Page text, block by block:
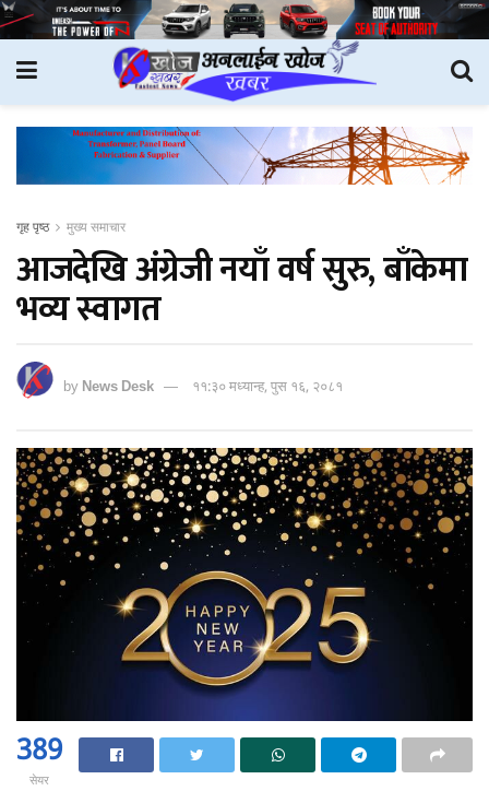
गृह पृष्ठ मुख्य समाचार
आजदेखि अंग्रेजी नयाँ वर्ष सुरु, बाँकेमा
भव्य स्वागत
byNews Desk ११:३० मध्यान्ह, पुस १६, २०८१
389
सेयर